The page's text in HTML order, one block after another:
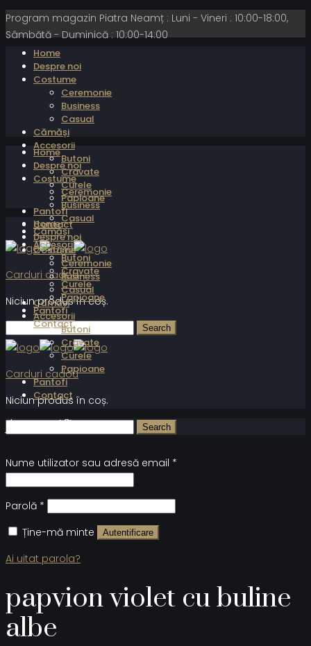
Program magazin Piatra Neamț : Luni - Vineri : 10:00-18:00,
Sâmbătă - Duminică : 10:00-14:00
Home
Despre noi
Costume
Ceremonie
Business
Casual
Cămăși
Accesorii
Butoni
Cravate
Curele
Papioane
Pantofi
Contact
Carduri cadou
Niciun produs în coș.
Home
Despre noi
Costume
Ceremonie
Business
Casual
Cămăși
Accesorii
Butoni
Cravate
Curele
Papioane
Pantofi
Contact
Carduri cadou
Niciun produs în coș.
Home
Despre noi
Costume
Ceremonie
Business
Casual
Cămăși
Accesorii
Butoni
Cravate
Curele
Papioane
Pantofi
Contact
Autentificare
Nume utilizator sau adresă email *
Parolă *
Ține-mă minte
Autentificare
Ai uitat parola?
papvion violet cu buline
albe